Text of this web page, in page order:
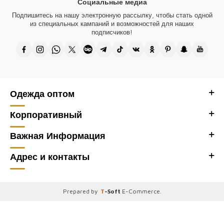
Ткани, используемые во всех изделиях бренда женской одежды
Kazee, изготовлены из натуральных волокон. Во всех наших
изделиях хрустальные камни и вышивка изготавливаются вручную.
Аксессуар с логотипом Kazee на изделии позолочен и не тускнеет.
Спасибо, что посетили наш оптовый магазин женской одежды Kazee,
оптовый сайт Kazee Official.
Социальные медиа
Подпишитесь на нашу электронную рассылку, чтобы стать одной
из специальных кампаний и возможностей для наших
подписчиков!
Одежда оптом
Корпоративный
Важная Информация
Адрес и контакты
Prepared by T-Soft E-Commerce.